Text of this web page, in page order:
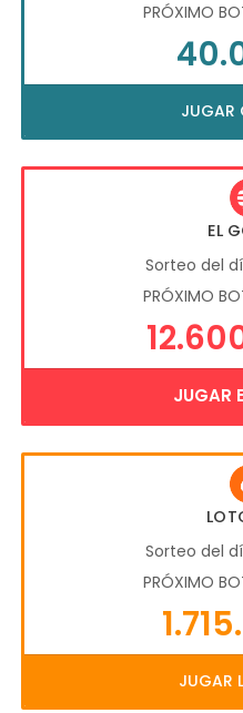
PRÓXIMO
JUGAR
EL
Sorteo del
PRÓXIMO
JUGAR
Sorteo del
PRÓXIMO
JUGAR